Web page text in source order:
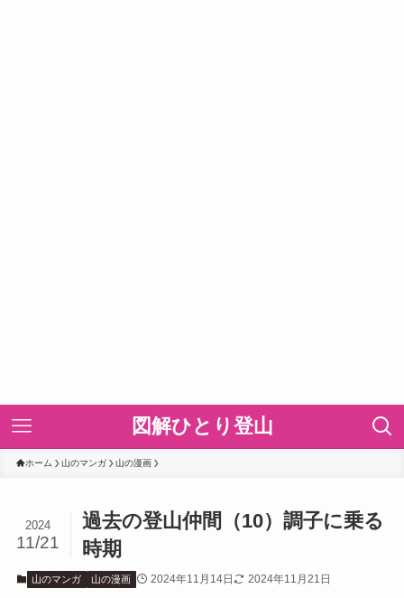
図解ひとり登山
ホーム 山のマンガ 山の漫画
過去の登山仲間（10）調子に乗る
時期
2024
11/21
山のマンガ 山の漫画 2024年11月14日 2024年11月21日